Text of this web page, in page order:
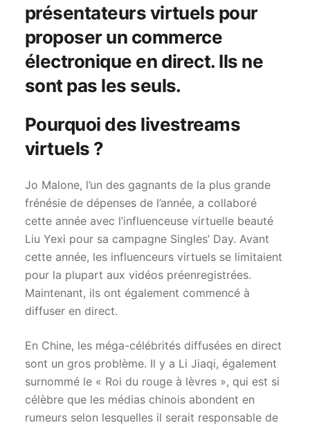
présentateurs virtuels pour
proposer un commerce
électronique en direct. Ils ne
sont pas les seuls.
Pourquoi des livestreams
virtuels ?
Jo Malone, l’un des gagnants de la plus grande
frénésie de dépenses de l’année, a collaboré
cette année avec l’influenceuse virtuelle beauté
Liu Yexi pour sa campagne Singles’ Day. Avant
cette année, les influenceurs virtuels se limitaient
pour la plupart aux vidéos préenregistrées.
Maintenant, ils ont également commencé à
diffuser en direct.
En Chine, les méga-célébrités diffusées en direct
sont un gros problème. Il y a Li Jiaqi, également
surnommé le « Roi du rouge à lèvres », qui est si
célèbre que les médias chinois abondent en
rumeurs selon lesquelles il serait responsable de